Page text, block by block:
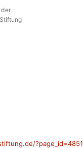
?page_id=4851